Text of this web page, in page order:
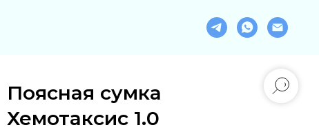
Поясная сумка
Хемотаксис 1.0